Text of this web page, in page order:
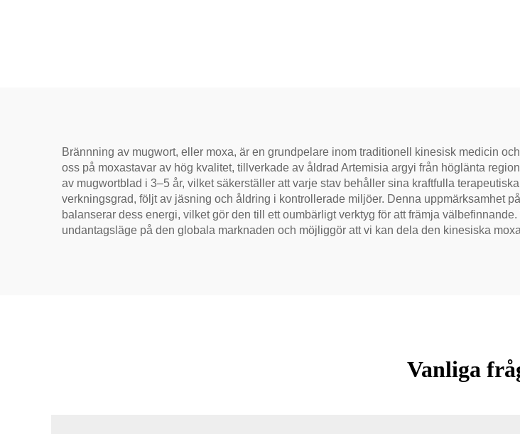
Brännning av mugwort, eller moxa, är en grundpelare inom traditionell kinesisk medicin
oss på moxastavar av hög kvalitet, tillverkade av åldrad Artemisia argyi från höglänta
av mugwortblad i 3–5 år, vilket säkerställer att varje stav behåller sina kraftfulla
verkningsgrad, följt av jäsning och åldring i kontrollerade miljöer. Denna uppmärksamhet
balanserar dess energi, vilket gör den till ett oumbärligt verktyg för att främja
undantagsläge på den globala marknaden och möjliggör att vi kan dela den kinesiska
Vanliga